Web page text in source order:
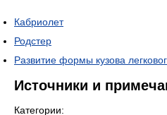
Кабриолет
Родстер
Развитие формы кузова
Источники и
Категории: